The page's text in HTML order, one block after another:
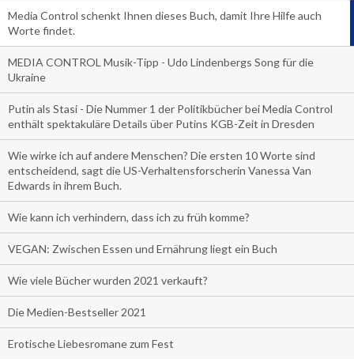
Media Control schenkt Ihnen dieses Buch, damit Ihre Hilfe auch
Worte findet.
MEDIA CONTROL Musik-Tipp - Udo Lindenbergs Song für die
Ukraine
Putin als Stasi - Die Nummer 1 der Politikbücher bei Media Control
enthält spektakuläre Details über Putins KGB-Zeit in Dresden
Wie wirke ich auf andere Menschen? Die ersten 10 Worte sind
entscheidend, sagt die US-Verhaltensforscherin Vanessa Van
Edwards in ihrem Buch.
Wie kann ich verhindern, dass ich zu früh komme?
VEGAN: Zwischen Essen und Ernährung liegt ein Buch
Wie viele Bücher wurden 2021 verkauft?
Die Medien-Bestseller 2021
Erotische Liebesromane zum Fest